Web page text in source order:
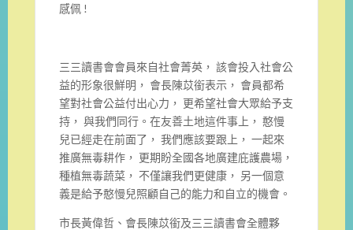
感佩 !
三三讀書會會員來自社會菁英， 該會投入社會公
益的形象很鮮明， 會長陳苡銜表示， 會員都希
望對社會公益付出心力， 更希望社會大眾給予支
持， 與我們同行。在友善土地這件事上， 憨慢
兒已經走在前面了， 我們應該要跟上， 一起來
推廣無毒耕作， 更期盼全國各地廣建庇護農場，
種植無毒蔬菜， 不僅讓我們更健康， 另一個意
義是給予憨慢兒照顧自己的能力和自立的機會。
市長黃偉哲、會長陳苡銜及三三讀書會全體夥